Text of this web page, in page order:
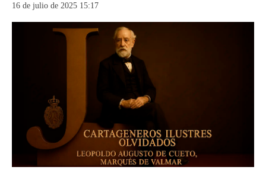
16 de julio de 2025 15:17